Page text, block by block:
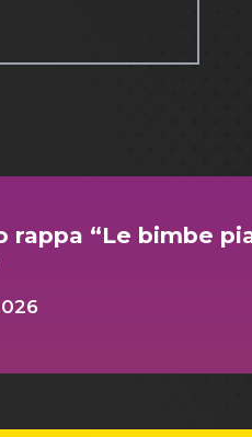
rappa “Le bimbe